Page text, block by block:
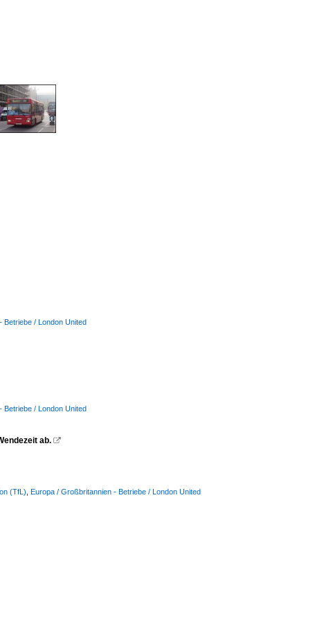
Betriebe / London United
Betriebe / London United
ab. 
(TfL) Europa / Großbritannien - Betriebe / London United